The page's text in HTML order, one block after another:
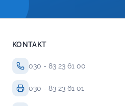
KONTAKT
030 - 83 23 61 00
030 - 83 23 61 01